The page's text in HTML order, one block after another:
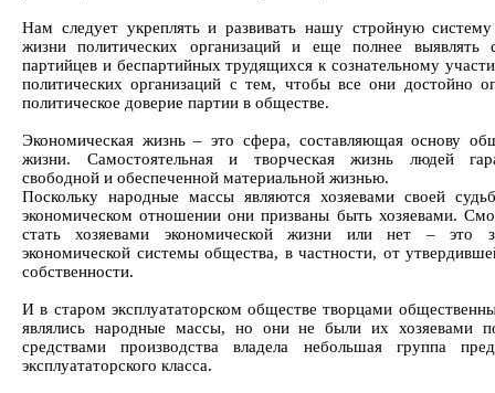
Нам следует укреплять и развивать нашу стройную
жизни политических организаций и еще полнее выявлять
партийцев и беспартийных трудящихся к сознательному
политических организаций с тем, чтобы все они достойно
политическое доверие партии в обществе.
Экономическая жизнь – это сфера, составляющая основу
жизни. Самостоятельная и творческая жизнь людей
свободной и обеспеченной материальной жизнью.
Поскольку народные массы являются хозяевами своей
экономическом отношении они призваны быть хозяевами.
стать хозяевами экономической жизни или нет – это
экономической системы общества, в частности, от
собственности.
И в старом эксплуататорском обществе творцами
являлись народные массы, но они не были их хозяевами
средствами производства владела небольшая группа
эксплуататорского класса.